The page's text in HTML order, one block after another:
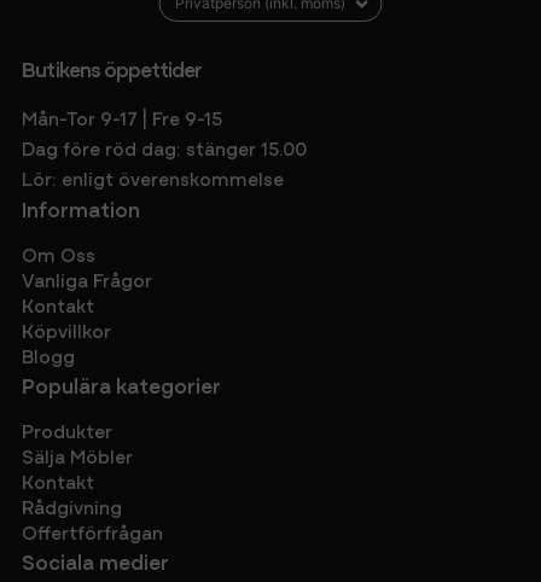
Butikens öppettider
Mån-Tor 9-17 | Fre 9-15
Dag före röd dag: stänger 15.00
Lör: enligt överenskommelse
Information
Om Oss
Vanliga Frågor
Kontakt
Köpvillkor
Blogg
Populära kategorier
Produkter
Sälja Möbler
Kontakt
Rådgivning
Offertförfrågan
Sociala medier